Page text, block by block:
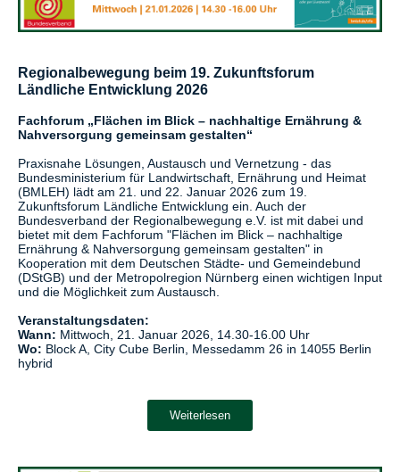
Regionalbewegung beim 19. Zukunftsforum
Ländliche Entwicklung 2026
Fachforum „Flächen im Blick – nachhaltige Ernährung &
Nahversorgung gemeinsam gestalten“
Praxisnahe Lösungen, Austausch und Vernetzung - das
Bundesministerium für Landwirtschaft, Ernährung und Heimat
(BMLEH) lädt am 21. und 22. Januar 2026 zum 19.
Zukunftsforum Ländliche Entwicklung ein. Auch der
Bundesverband der Regionalbewegung e.V. ist mit dabei und
bietet mit dem Fachforum "Flächen im Blick – nachhaltige
Ernährung & Nahversorgung gemeinsam gestalten" in
Kooperation mit dem Deutschen Städte- und Gemeindebund
(DStGB) und der Metropolregion Nürnberg einen wichtigen Input
und die Möglichkeit zum Austausch.
Veranstaltungsdaten:
Wann: Mittwoch, 21. Januar 2026, 14.30-16.00 Uhr
Wo: Block A, City Cube Berlin, Messedamm 26 in 14055 Berlin
hybrid
Weiterlesen